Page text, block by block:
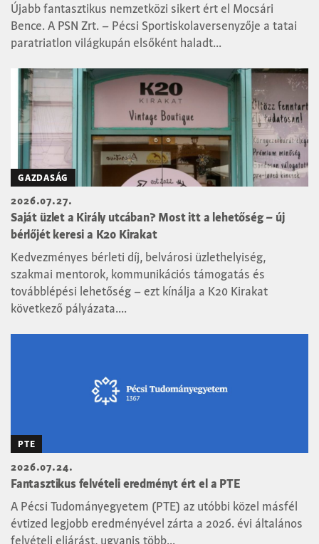
Újabb fantasztikus nemzetközi sikert ért el Mocsári
Bence. A PSN Zrt. – Pécsi Sportiskolaversenyzője a tatai
paratriatlon világkupán elsőként haladt...
GAZDASÁG
2026.07.27.
Saját üzlet a Király utcában? Most itt a lehetőség – új
bérlőjét keresi a K20 Kirakat
Kedvezményes bérleti díj, belvárosi üzlethelyiség,
szakmai mentorok, kommunikációs támogatás és
továbblépési lehetőség – ezt kínálja a K20 Kirakat
következő pályázata....
PTE
2026.07.24.
Fantasztikus felvételi eredményt ért el a PTE
A Pécsi Tudományegyetem (PTE) az utóbbi közel másfél
évtized legjobb eredményével zárta a 2026. évi általános
felvételi eljárást, ugyanis több...